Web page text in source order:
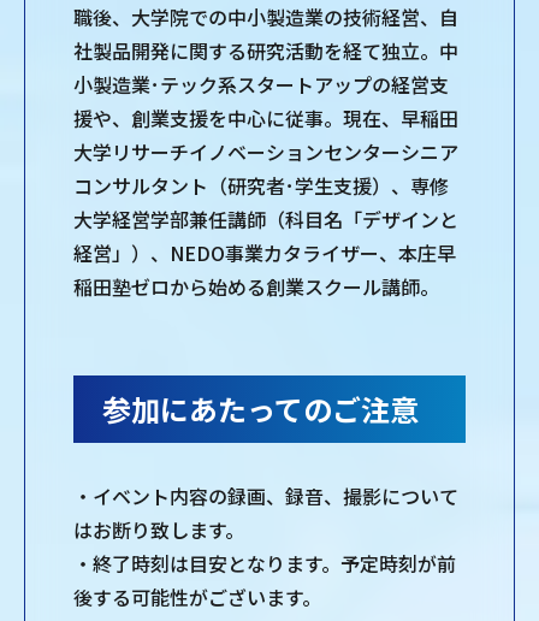
職後、大学院での中小製造業の技術経営、自
社製品開発に関する研究活動を経て独立。中
小製造業･テック系スタートアップの経営支
援や、創業支援を中心に従事。現在、早稲田
大学リサーチイノベーションセンターシニア
コンサルタント（研究者･学生支援）、専修
大学経営学部兼任講師（科目名「デザインと
経営」）、NEDO事業カタライザー、本庄早
稲田塾ゼロから始める創業スクール講師。
参加にあたってのご注意
・イベント内容の録画、録音、撮影について
はお断り致します。
・終了時刻は目安となります。予定時刻が前
後する可能性がございます。